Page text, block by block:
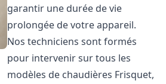
garantir une durée de vie
prolongée de votre appareil.
Nos techniciens sont formés
pour intervenir sur tous les
modèles de chaudières Frisquet,